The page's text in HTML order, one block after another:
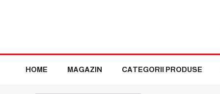
HOME MAGAZIN CATEGORII PRODUSE